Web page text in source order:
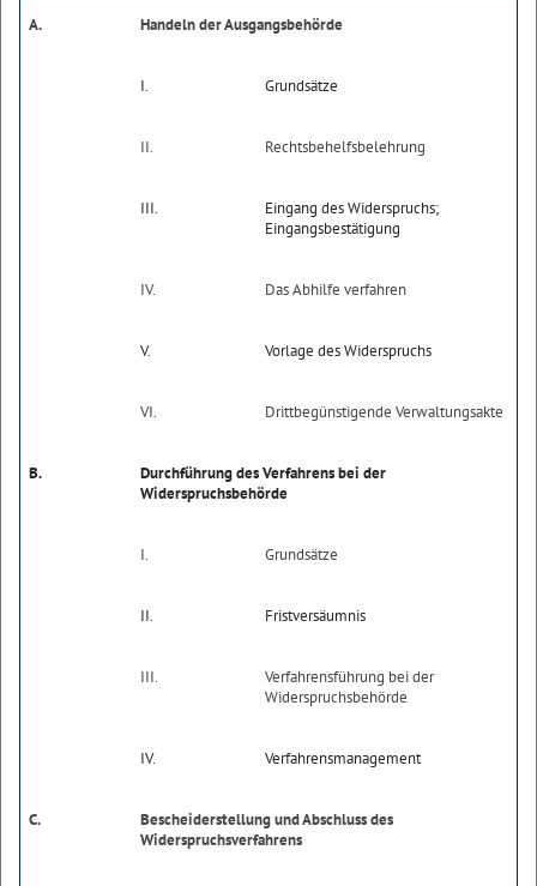
A. Handeln der Ausgangsbehörde
I. Grundsätze
II. Rechtsbehelfsbelehrung
III.
Eingang des Widerspruchs;
Eingangsbestätigung
IV. Das Abhilfe verfahren
V. Vorlage des Widerspruchs
VI. Drittbegünstigende Verwaltungsakte
B.
Durchführung des Verfahrens bei der
Widerspruchsbehörde
I. Grundsätze
II. Fristversäumnis
III.
Verfahrensführung bei der
Widerspruchsbehörde
IV. Verfahrensmanagement
C.
Bescheiderstellung und Abschluss des
Widerspruchsverfahrens